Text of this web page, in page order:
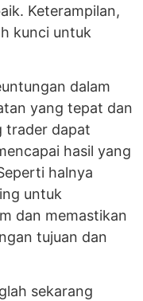
Keterampilan,
kunci untuk
dalam
yang tepat dan
trader dapat
hasil yang
halnya
untuk
dan memastikan
tujuan dan
sekarang